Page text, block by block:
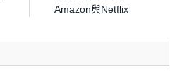
Amazon與Netflix